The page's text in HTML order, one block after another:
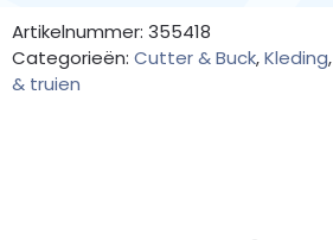
Artikelnummer: 355418
Categorieën: Cutter & Buck,Kleding,
& truien